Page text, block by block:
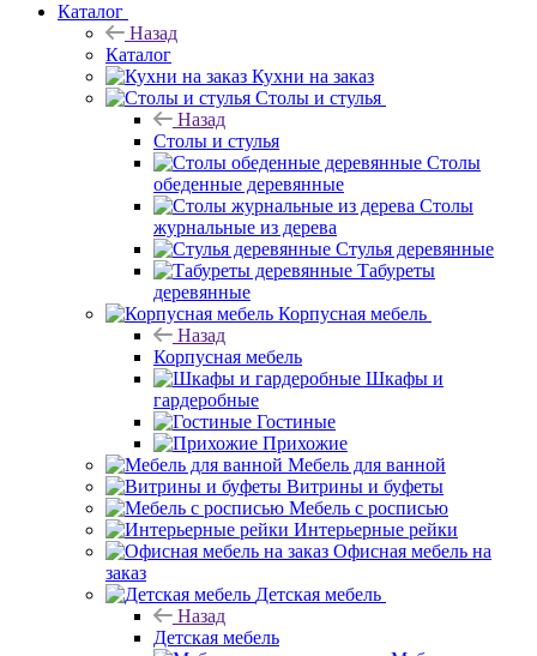
Каталог
Назад
Каталог
Кухни на заказ
Столы и стулья
Назад
Столы и стулья
Столы
обеденные деревянные
Столы
журнальные из дерева
Стулья деревянные
Табуреты
деревянные
Корпусная мебель
Назад
Корпусная мебель
Шкафы и
гардеробные
Гостиные
Прихожие
Мебель для ванной
Витрины и буфеты
Мебель с росписью
Интерьерные рейки
Офисная мебель на
заказ
Детская мебель
Назад
Детская мебель